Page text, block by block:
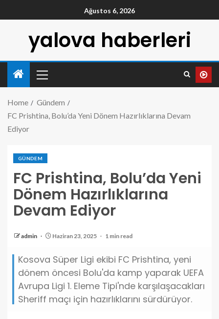
Ağustos 6, 2026
yalova haberleri
Home
Gündem
FC Prishtina, Bolu’da Yeni Dönem Hazırlıklarına Devam
Ediyor
GÜNDEM
FC Prishtina, Bolu’da Yeni
Dönem Hazırlıklarına
Devam Ediyor
admin Haziran 23, 2025 1 min read
Kosova Süper Ligi ekibi FC Prishtina, yeni
dönem öncesi Bolu'da kamp yaparak UEFA
Avrupa Ligi 1. Eleme Tipi'nde karşılaşacakları
Sheriff maçı için hazırlıklarını sürdürüyor.